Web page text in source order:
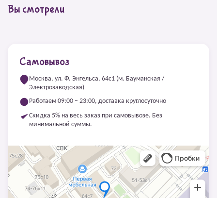
Вы смотрели
Самовывоз
Москва, ул. Ф. Энгельса, 64с1 (м. Бауманская /
Электрозаводская)
Работаем 09:00 – 23:00, доставка круглосуточно
Скидка 5% на весь заказ при самовывозе. Без
минимальной суммы.